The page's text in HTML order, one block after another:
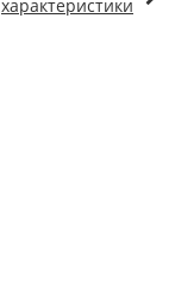
характеристики